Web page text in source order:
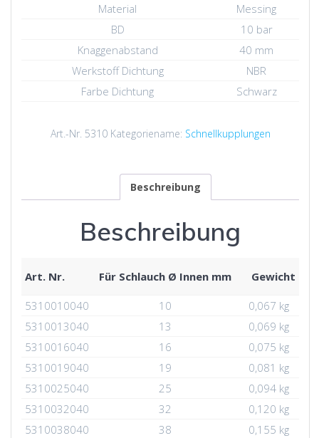
Material
Messing
BD
10 bar
Knaggenabstand
40 mm
Werkstoff Dichtung
NBR
Farbe Dichtung
Schwarz
Art.-Nr. 5310 Kategoriename: Schnellkupplungen
Beschreibung
Beschreibung
Art. Nr. Für Schlauch Ø Innen mm Gewicht
5310010040 10
0,067 kg
5310013040
13
0,069 kg
5310016040
16
0,075 kg
5310019040
19
0,081 kg
5310025040
25
0,094 kg
5310032040
32
0,120 kg
5310038040
38 0,155 kg